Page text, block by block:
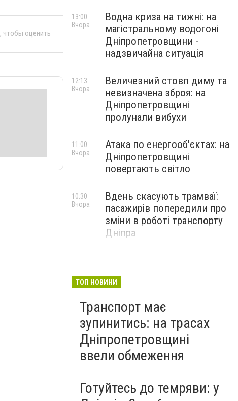
, чтобы оценить
Водна криза на тижні: на
магістральному водогоні
Дніпропетровщини -
надзвичайна ситуація
13:00
Вчора
Величезний стовп диму та
невизначена зброя: на
Дніпропетровщині
пролунали вибухи
12:13
Вчора
Атака по енергооб'єктах: на
Дніпропетровщині
повертають світло
11:00
Вчора
Вдень скасують трамваї:
пасажирів попередили про
зміни в роботі транспорту
Дніпра
10:30
Вчора
ТОП НОВИНИ
Транспорт має
зупинитись: на трасах
Дніпропетровщині
ввели обмеження
Готуйтесь до темряви: у